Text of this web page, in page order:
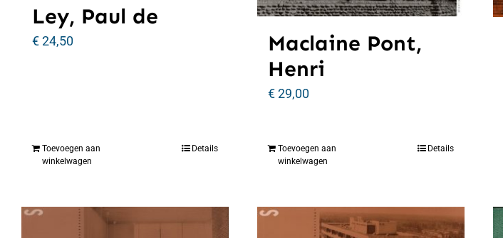
Ley, Paul de
€24,50
Toevoegen aan
winkelwagen
Details
Maclaine Pont,
Henri
€29,00
Toevoegen aan
winkelwagen
Details